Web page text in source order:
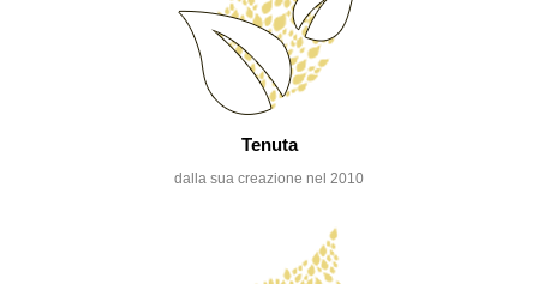
Tenuta
dalla sua creazione nel 2010